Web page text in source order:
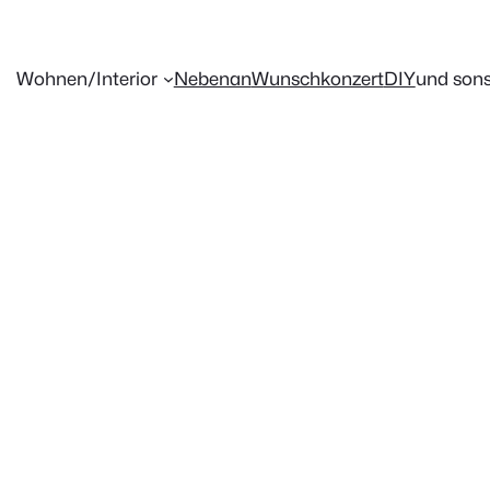
Wohnen/Interior NebenanWunschkonzertDIYund